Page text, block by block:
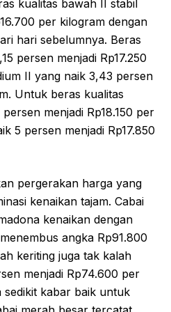
kualitas bawah II stabil
per kilogram dengan
hari sebelumnya. Beras
persen menjadi Rp17.250
II yang naik 3,43 persen
Untuk beras kualitas
menjadi Rp18.150 per
5 persen menjadi Rp17.850
pergerakan harga yang
kenaikan tajam. Cabai
kenaikan dengan
angka Rp91.800
keriting juga tak kalah
menjadi Rp74.600 per
sedikit kabar baik untuk